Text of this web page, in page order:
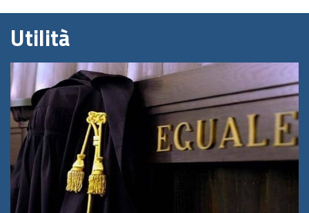
Utilità